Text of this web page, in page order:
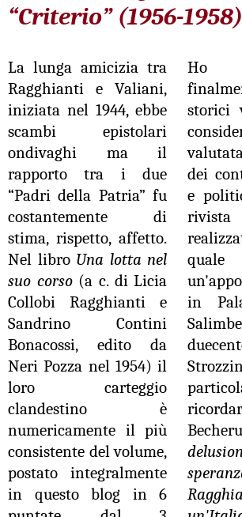
“Criterio” (1956-1958)
La lunga amicizia tra
Ragghianti e Valiani,
iniziata nel 1944, ebbe
scambi epistolari
ondivaghi ma il
rapporto tra i due
“Padri della Patria” fu
costantemente di
stima, rispetto, affetto.
Nel libro Una lotta nel
suo corso(a c. di Licia
Collobi Ragghianti e
Sandrino Contini
Bonacossi, edito da
Neri Pozza nel 1954) il
loro carteggio
clandestino è
numericamente il più
consistente del volume,
postato integralmente
in questo blog in 6
Ho
storici
dei
e
in